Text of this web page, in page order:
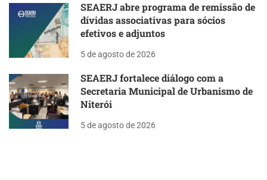
SEAERJ abre programa de remissão de
dívidas associativas para sócios
efetivos e adjuntos
5 de agosto de 2026
SEAERJ fortalece diálogo com a
Secretaria Municipal de Urbanismo de
Niterói
5 de agosto de 2026